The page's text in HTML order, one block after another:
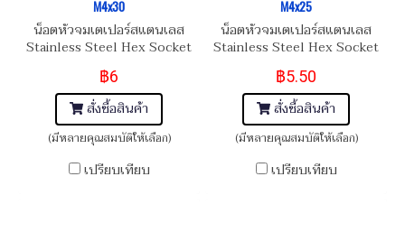
M4x30
น็อตหัวจมเตเปอร์สแตนเลส
Stainless Steel Hex Socket
฿6
สั่งซื้อสินค้า
(มีหลายคุณสมบัติให้เลือก)
เปรียบเทียบ
M4x25
น็อตหัวจมเตเปอร์สแตนเลส
Stainless Steel Hex Socket
฿5.50
สั่งซื้อสินค้า
(มีหลายคุณสมบัติให้เลือก)
เปรียบเทียบ